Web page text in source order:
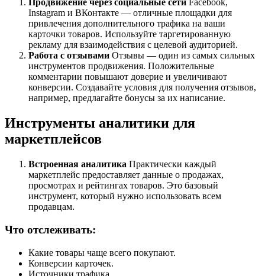
Продвижение через социальные сети Facebook,
Instagram и ВКонтакте — отличные площадки для
привлечения дополнительного трафика на ваши
карточки товаров. Используйте таргетированную
рекламу для взаимодействия с целевой аудиторией.
Работа с отзывами Отзывы — один из самых сильных
инструментов продвижения. Положительные
комментарии повышают доверие и увеличивают
конверсии. Создавайте условия для получения отзывов,
например, предлагайте бонусы за их написание.
Инструменты аналитики для
маркетплейсов
Встроенная аналитика Практически каждый
маркетплейс предоставляет данные о продажах,
просмотрах и рейтингах товаров. Это базовый
инструмент, который нужно использовать всем
продавцам.
Что отслеживать:
Какие товары чаще всего покупают.
Конверсии карточек.
Источники трафика.